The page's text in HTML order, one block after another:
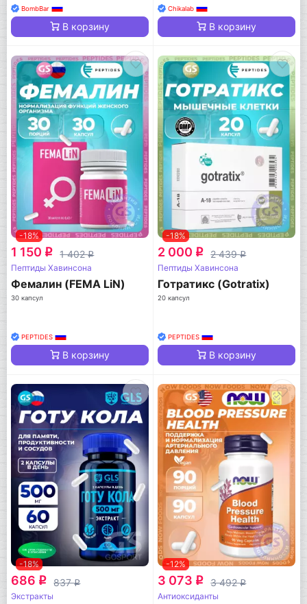
BombBar
В корзину
Chikalab
В корзину
-18%
1 150 q 1 402q
Пептиды Хавинсона
Фемалин (FEMA LiN)
30 капсул
PEPTIDES
В корзину
-18%
2 000 q 2 439q
Пептиды Хавинсона
Готратикс (Gotratix)
20 капсул
PEPTIDES
В корзину
-18%
686 q 837q
Экстракты
-12%
3 073 q 3 492q
Антиоксиданты